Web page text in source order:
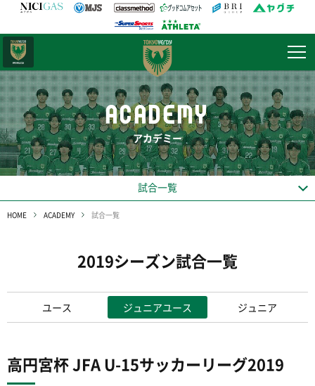
ACADEMY
アカデミー
試合一覧
HOME ACADEMY 試合一覧
2019シーズン試合一覧
ユース ジュニアユース ジュニア
高円宮杯 JFA U-15サッカーリーグ2019